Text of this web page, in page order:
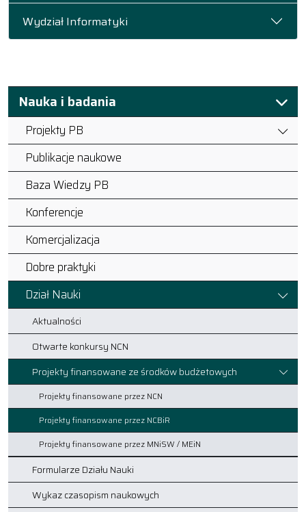
Wydział Informatyki
Nauka i badania
Projekty PB
Publikacje naukowe
Baza Wiedzy PB
Konferencje
Komercjalizacja
Dobre praktyki
Dział Nauki
Aktualności
Otwarte konkursy NCN
Projekty finansowane ze środków budżetowych
Projekty finansowane przez NCN
Projekty finansowane przez NCBiR
Projekty finansowane przez MNiSW / MEiN
Formularze Działu Nauki
Wykaz czasopism naukowych